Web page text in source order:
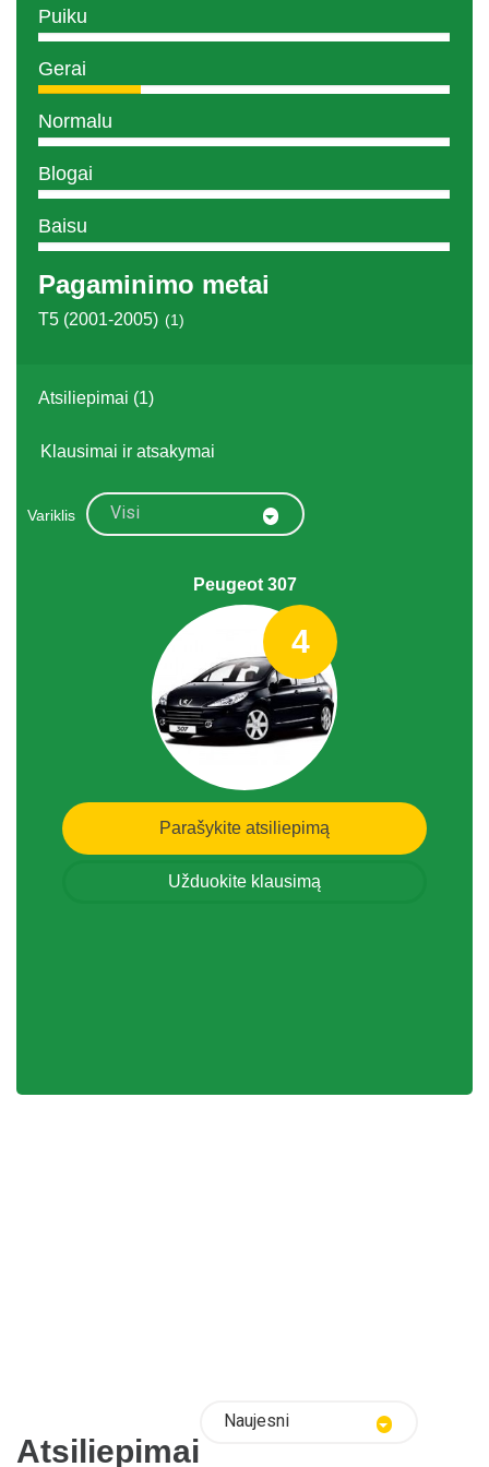
Puiku
Gerai
Normalu
Blogai
Baisu
Pagaminimo metai
T5 (2001-2005) (1)
Atsiliepimai (1)
Klausimai ir atsakymai
Variklis Visi
Peugeot 307
4
Parašykite atsiliepimą
Užduokite klausimą
Atsiliepimai
Naujesni